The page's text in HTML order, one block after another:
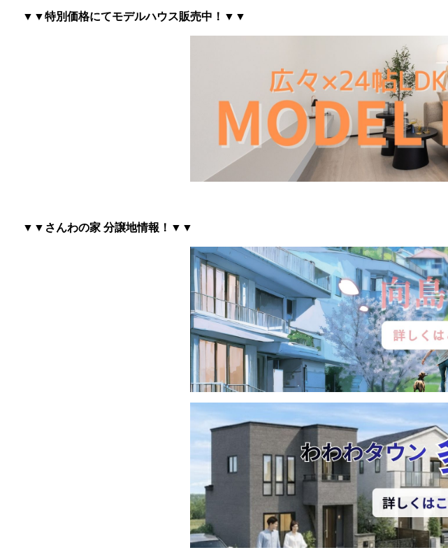
▼▼特別価格にてモデルハウス販売中！▼▼
▼▼さんわの家 分譲地情報 ！▼▼